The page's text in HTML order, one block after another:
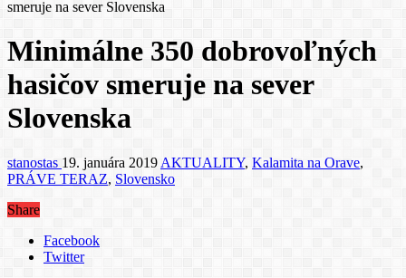
smeruje na sever Slovenska
Minimálne 350 dobrovoľných
hasičov smeruje na sever
Slovenska
stanostas 19. januára 2019 AKTUALITY, Kalamita na Orave,
PRÁVE TERAZ, Slovensko
Share
Facebook
Twitter